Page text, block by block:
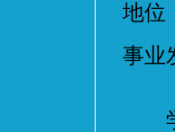
地位
事业
学